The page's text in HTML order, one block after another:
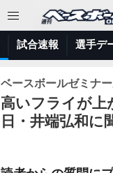
試合速報 選手デ
ベースボールゼミナ
高いフライが上
日・井端弘和に